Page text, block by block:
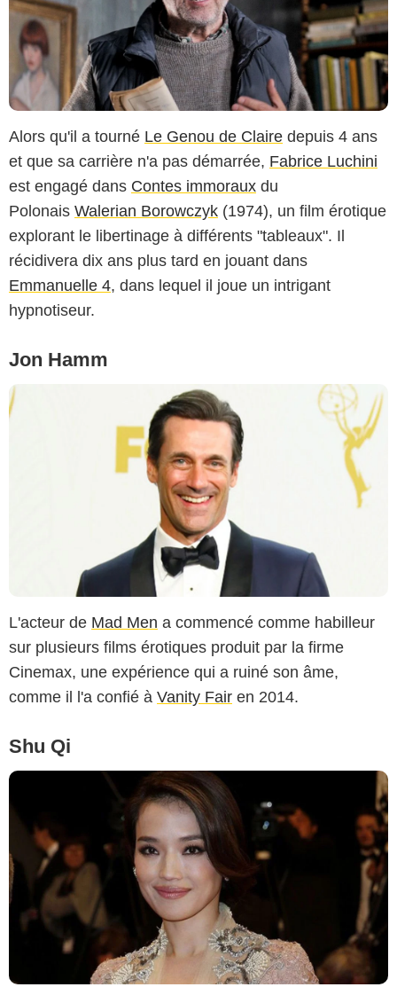
Alors qu'il a tourné Le Genou de Claire depuis 4 ans
et que sa carrière n'a pas démarrée, Fabrice Luchini
est engagé dans Contes immoraux du
Polonais Walerian Borowczyk (1974), un film érotique
explorant le libertinage à différents "tableaux". Il
récidivera dix ans plus tard en jouant dans
Emmanuelle 4, dans lequel il joue un intrigant
hypnotiseur.
Jon Hamm
L'acteur de Mad Men a commencé comme habilleur
sur plusieurs films érotiques produit par la firme
Cinemax, une expérience qui a ruiné son âme,
comme il l'a confié à Vanity Fair en 2014.
Shu Qi